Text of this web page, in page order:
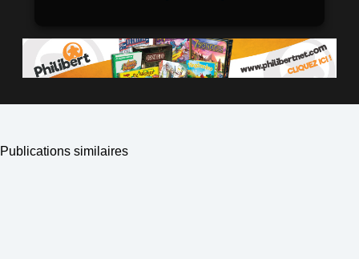
Publications similaires